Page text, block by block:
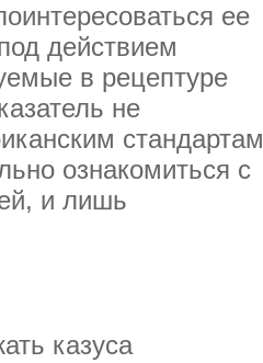
ее
действием
в рецептуре
не
стандартам
ознакомиться с
и лишь
казуса